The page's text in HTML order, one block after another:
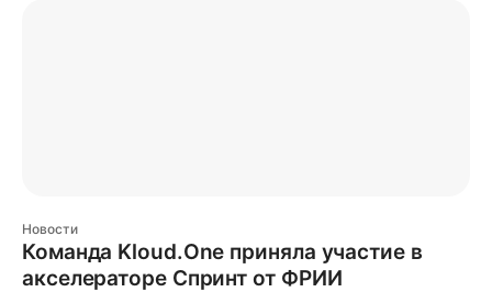
Новости
Команда Kloud.One приняла участие в
акселераторе Спринт от ФРИИ